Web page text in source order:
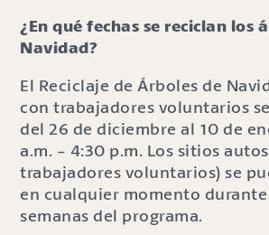
¿En qué fechas se reciclan los
Navidad?
El Reciclaje de Árboles de
con trabajadores voluntarios
del 26 de diciembre al 10 de
a.m. - 4:30 p.m. Los sitios
trabajadores voluntarios) se
en cualquier momento durante
semanas del programa.